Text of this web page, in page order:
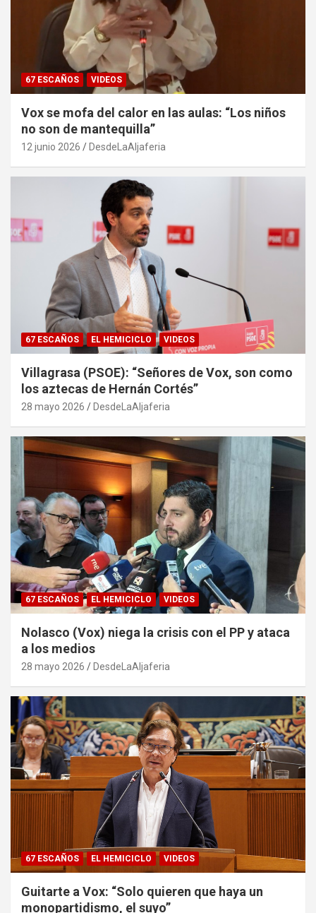
67 ESCAÑOS VIDEOS
Vox se mofa del calor en las aulas: “Los niños
no son de mantequilla”
12 junio 2026 DesdeLaAljaferia
67 ESCAÑOS EL HEMICICLO VIDEOS
Villagrasa (PSOE): “Señores de Vox, son como
los aztecas de Hernán Cortés”
28 mayo 2026 DesdeLaAljaferia
67 ESCAÑOS EL HEMICICLO VIDEOS
Nolasco (Vox) niega la crisis con el PP y ataca
a los medios
28 mayo 2026 DesdeLaAljaferia
67 ESCAÑOS EL HEMICICLO VIDEOS
Guitarte a Vox: “Solo quieren que haya un
monopartidismo, el suyo”